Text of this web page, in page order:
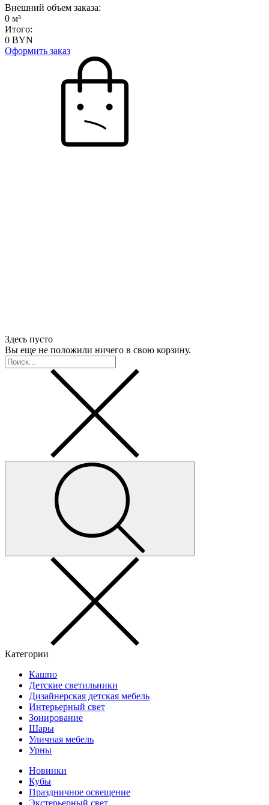
Внешний объем заказа:
0 м³
Итого:
0 BYN
Оформить заказ
Здесь пусто
Вы еще не положили ничего в свою корзину.
Категории
Кашпо
Детские светильники
Дизайнерская детская мебель
Интерьерный свет
Зонирование
Шары
Уличная мебель
Урны
Новинки
Кубы
Праздничное освещение
Экстерьерный свет